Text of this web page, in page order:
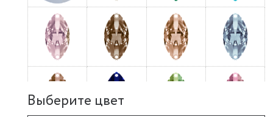
Выберите цвет